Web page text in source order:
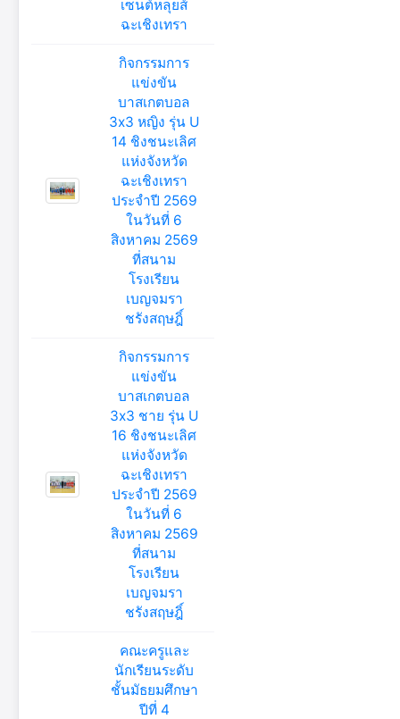
เซนต์หลุยส์
ฉะเชิงเทรา
กิจกรรมการ
แข่งขัน
บาสเกตบอล
3x3 หญิง รุ่น U
14 ชิงชนะเลิศ
แห่งจังหวัด
ฉะเชิงเทรา
ประจำปี 2569
ในวันที่ 6
สิงหาคม 2569
ที่สนาม
โรงเรียน
เบญจมรา
ชรังสฤษฎิ์
กิจกรรมการ
แข่งขัน
บาสเกตบอล
3x3 ชาย รุ่น U
16 ชิงชนะเลิศ
แห่งจังหวัด
ฉะเชิงเทรา
ประจำปี 2569
ในวันที่ 6
สิงหาคม 2569
ที่สนาม
โรงเรียน
เบญจมรา
ชรังสฤษฎิ์
คณะครูและ
นักเรียนระดับ
ชั้นมัธยมศึกษา
ปีที่ 4